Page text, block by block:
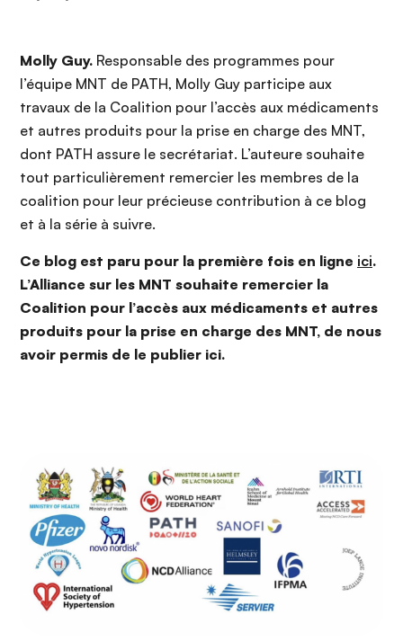
Molly Guy. Responsable des programmes pour
l’équipe MNT de PATH, Molly Guy participe aux
travaux de la Coalition pour l’accès aux médicaments
et autres produits pour la prise en charge des MNT,
dont PATH assure le secrétariat. L’auteure souhaite
tout particulièrement remercier les membres de la
coalition pour leur précieuse contribution à ce blog
et à la série à suivre.
Ce blog est paru pour la première fois en ligne ici.
L’Alliance sur les MNT souhaite remercier la
Coalition pour l’accès aux médicaments et autres
produits pour la prise en charge des MNT, de nous
avoir permis de le publier ici.